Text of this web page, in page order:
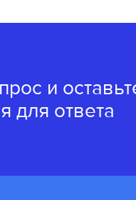
и
для ответа